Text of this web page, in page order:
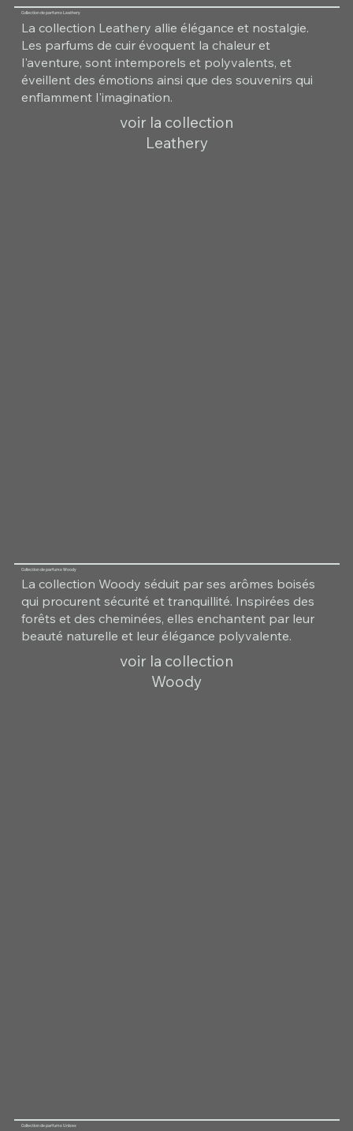
Collection de parfums Leathery
La collection Leathery allie élégance et nostalgie.
Les parfums de cuir évoquent la chaleur et
l'aventure, sont intemporels et polyvalents, et
éveillent des émotions ainsi que des souvenirs qui
enflamment l'imagination.
voir la collection
Leathery
Collection de parfums Woody
La collection Woody séduit par ses arômes boisés
qui procurent sécurité et tranquillité. Inspirées des
forêts et des cheminées, elles enchantent par leur
beauté naturelle et leur élégance polyvalente.
voir la collection
Woody
Collection de parfums Unisex